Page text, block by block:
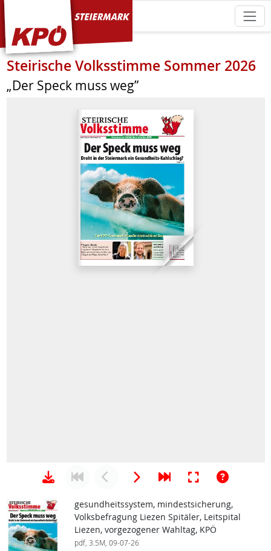
KPÖ Steiermark
Steirische Volksstimme Sommer 2026
„Der Speck muss weg”
gesundheitssystem, mindestsicherung,
Volksbefragung Liezen Spitäler, Leitspital
Liezen, vorgezogener Wahltag, KPÖ
pdf, 3.5M, 09-07-26